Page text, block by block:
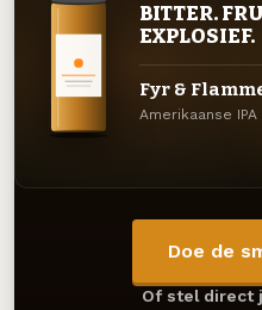
BITTER.
EXPLOSIEF.
Fyr &
Amerikaanse IPA
Doe de
Of stel direct